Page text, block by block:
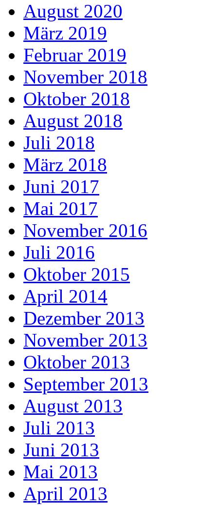
August 2020
März 2019
Februar 2019
November 2018
Oktober 2018
August 2018
Juli 2018
März 2018
Juni 2017
Mai 2017
November 2016
Juli 2016
Oktober 2015
April 2014
Dezember 2013
November 2013
Oktober 2013
September 2013
August 2013
Juli 2013
Juni 2013
Mai 2013
April 2013